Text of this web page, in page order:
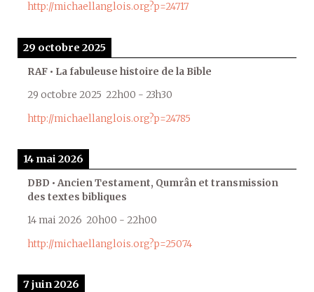
http://michaellanglois.org?p=24717
29 octobre 2025
RAF • La fabuleuse histoire de la Bible
29 octobre 2025 22h00 - 23h30
http://michaellanglois.org?p=24785
14 mai 2026
DBD • Ancien Testament, Qumrân et transmission
des textes bibliques
14 mai 2026 20h00 - 22h00
http://michaellanglois.org?p=25074
7 juin 2026